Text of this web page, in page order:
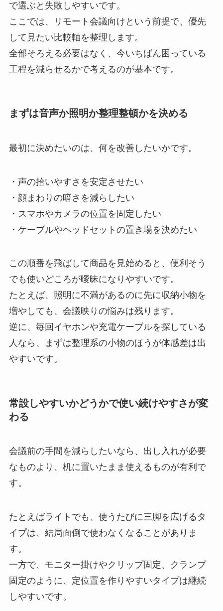
で選ぶと失敗しやすいです。
ここでは、リモート会議向けという前提で、優先
して見たい比較軸を整理します。
全部そろえる必要はなく、今いちばん困っている
工程を減らせるかで考えるのが基本です。
まずは音声か照明か整理整頓かを決める
最初に決めたいのは、何を改善したいかです。
・声の拾いやすさを安定させたい
・顔まわりの暗さを減らしたい
・スマホやカメラの位置を固定したい
・ケーブルやヘッドセットの置き場を決めたい
この順番を飛ばして商品を見始めると、便利そう
でも使いどころが曖昧になりやすいです。
たとえば、照明に不満があるのに先に収納小物を
増やしても、会議映りの悩みは残ります。
逆に、毎回イヤホンや充電ケーブルを探している
人なら、まずは整理系の小物のほうが体感差は出
やすいです。
常設しやすいかどうかで使い続けやすさが変
わる
会議前の手間を減らしたいなら、出し入れが必要
なものより、机に置いたまま使えるものが有利で
す。
たとえばライトでも、使うたびに三脚を広げるタ
イプは、結局面倒で使わなくなることがありま
す。
一方で、モニター掛けやクリップ固定、クランプ
固定のように、定位置を作りやすいタイプは継続
しやすいです。